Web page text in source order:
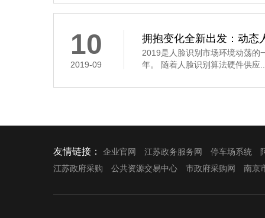
10
2019-09
拥抱变化全新出发：动态
2019是人脸识别市场环境动荡的
年。 随着人脸识别算法硬件供应
友情链接： 企业官网 江苏政务服务网 停车场系统
江苏政府采购
公共资源交易中心 市政府采购网 南京